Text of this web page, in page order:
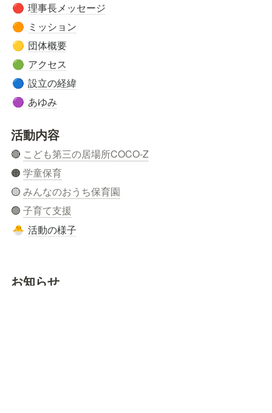
🔴 理事長メッセージ
🟠 ミッション
🟡 団体概要
🟢 アクセス
🔵 設立の経緯
🟣 あゆみ
活動内容
🔴 こども第三の居場所COCO-Z
🟠 学童保育
🟡 みんなのおうち保育園
🟢 子育て支援
🐣 活動の様子
お知らせ